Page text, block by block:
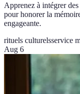
Apprenez à intégrer
pour honorer la
engageante.
rituels culturelsservice
Aug 6